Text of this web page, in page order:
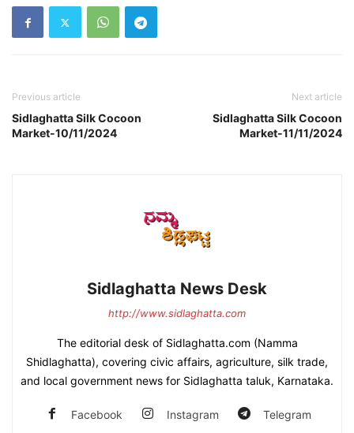
Previous article
Sidlaghatta Silk Cocoon
Market-10/11/2024
Next article
Sidlaghatta Silk Cocoon
Market-11/11/2024
Sidlaghatta News Desk
http://www.sidlaghatta.com
The editorial desk of Sidlaghatta.com (Namma
Shidlaghatta), covering civic affairs, agriculture, silk trade,
and local government news for Sidlaghatta taluk, Karnataka.
Facebook Instagram Telegram